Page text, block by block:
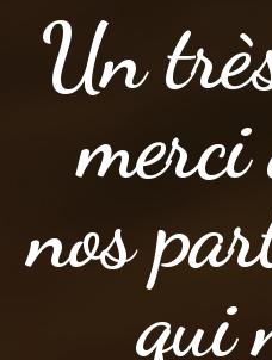
Un
nos
qui